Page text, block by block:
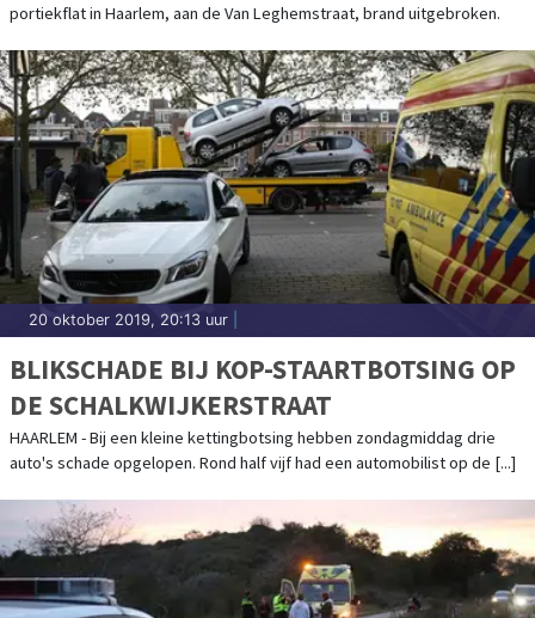
portiekflat in Haarlem, aan de Van Leghemstraat, brand uitgebroken.
20 oktober 2019, 20:13 uur
BLIKSCHADE BIJ KOP-STAARTBOTSING OP
DE SCHALKWIJKERSTRAAT
HAARLEM - Bij een kleine kettingbotsing hebben zondagmiddag drie
auto's schade opgelopen. Rond half vijf had een automobilist op de [...]